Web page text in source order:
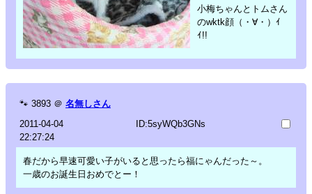
小梅ちゃんとトムさん
のwktk顔（・∀・）ｲ
ｲ!!
🐾 3893 ＠ 名無しさん
2011-04-04
22:27:24
ID:5syWQb3GNs
春だから早速可愛い子がいると思ったら福にゃんだった～。
一歳のお誕生日おめでとー！